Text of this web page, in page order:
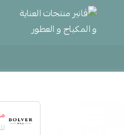
ڤانير منتجات